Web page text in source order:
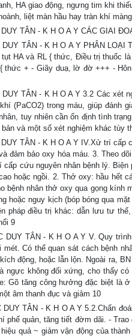
HA giao động, ngưng tim khi
liệt màn hầu hay tràn khí
TÂN - K H O A Y CÁC GIAI
TÂN - K H O A Y PHÂN LOẠI
HA và RL { thức, Điều trị thuốc
+ - Giãy duạ, lờ đờ +++ -
TÂN - K H O A Y 3.2 Các xét
(PaCO2) trong máu, giúp đánh
tuy nhiên cần ổn định tình
và một số xét nghiệm khác tùy
TÂN - K H O A Y IV.Xử trí
đảm bảo oxy hóa máu. 3. Theo
cứu nguyên nhân bệnh lý.
hoặc ngồi. 2. Thở oxy: hầu hết
bệnh nhân thở oxy qua gọng kính
hoặc nguy kịch (bóp bóng qua
pháp điều trị khác: dẫn lưu tư
9
TÂN - K H O A Y V. Quy
Có thể quan sát cách bệnh
động, hoặc lẫn lộn. Ngoài ra,
không đối xứng, cho thấy
Gõ tăng công hưởng đặc biệt là
âm thanh đục và giảm 10
TÂN - K H O A Y 5.2.Chẩn
quản, tăng tiết đờm dãi. -
quả ~ giảm vận động của